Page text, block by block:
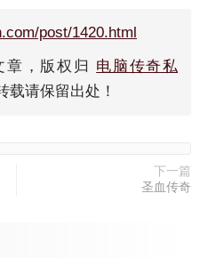
post/1420.html
章，版权归 电脑传奇私
载请保留出处！
下一篇
圣血传奇